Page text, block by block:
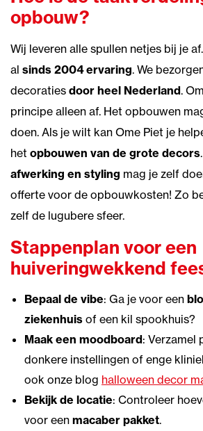
opbouw?
Wij leveren alle spullen netjes bij je
al sinds 2004 ervaring. We
decoraties door heel Nederland.
principe alleen af. Het opbouwen
doen. Als je wilt kan Ome Piet je
het opbouwen van de grote decors
afwerking en styling mag je zelf
offerte voor de opbouwkosten! Zo
zelf de lugubere sfeer.
Stappenplan voor een
huiveringwekkend
Bepaal de vibe: Ga je voor een
ziekenhuis of een kil spookhuis?
Maak een moodboard: Verzamel
donkere instellingen of enge
ook onze blog halloween decor
Bekijk de locatie: Controleer
voor een macaber pakket.